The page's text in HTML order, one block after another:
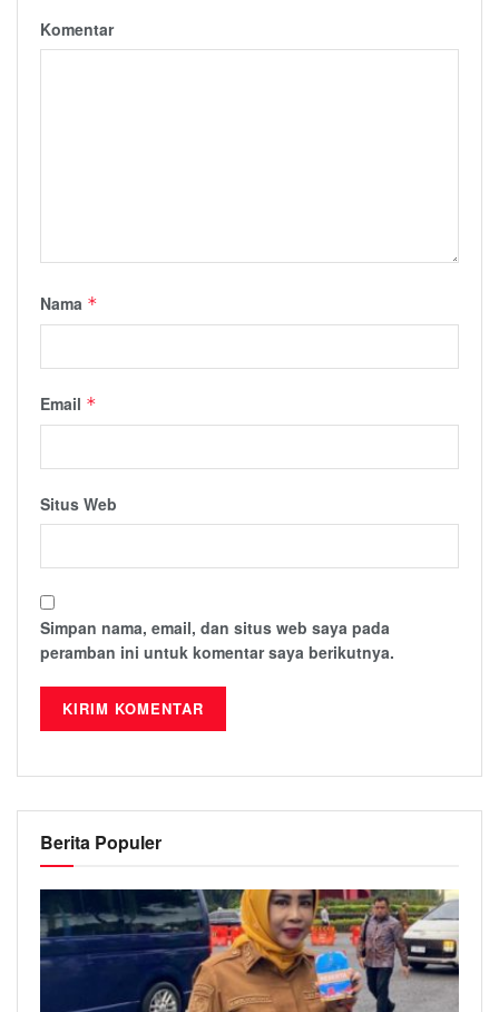
Komentar
Nama *
Email *
Situs Web
Simpan nama, email, dan situs web saya pada
peramban ini untuk komentar saya berikutnya.
Berita Populer